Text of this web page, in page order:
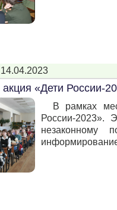
акция «Дети России-
В рамках
России-2023».
незаконному
информирование